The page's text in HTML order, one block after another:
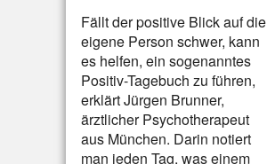
Fällt der positive Blick auf die
eigene Person schwer, kann
es helfen, ein sogenanntes
Positiv-Tagebuch zu führen,
erklärt Jürgen Brunner,
ärztlicher Psychotherapeut
aus München. Darin notiert
man jeden Tag, was einem